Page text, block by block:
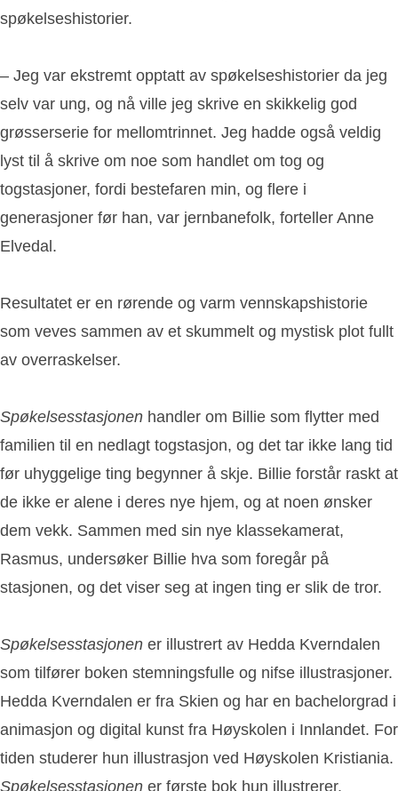
spøkelseshistorier.
– Jeg var ekstremt opptatt av spøkelseshistorier da jeg
selv var ung, og nå ville jeg skrive en skikkelig god
grøsserserie for mellomtrinnet. Jeg hadde også veldig
lyst til å skrive om noe som handlet om tog og
togstasjoner, fordi bestefaren min, og flere i
generasjoner før han, var jernbanefolk, forteller Anne
Elvedal.
Resultatet er en rørende og varm vennskapshistorie
som veves sammen av et skummelt og mystisk plot fullt
av overraskelser.
Spøkelsesstasjonen handler om Billie som flytter med
familien til en nedlagt togstasjon, og det tar ikke lang tid
før uhyggelige ting begynner å skje. Billie forstår raskt at
de ikke er alene i deres nye hjem, og at noen ønsker
dem vekk. Sammen med sin nye klassekamerat,
Rasmus, undersøker Billie hva som foregår på
stasjonen, og det viser seg at ingen ting er slik de tror.
Spøkelsesstasjonen er illustrert av Hedda Kverndalen
som tilfører boken stemningsfulle og nifse illustrasjoner.
Hedda Kverndalen er fra Skien og har en bachelorgrad i
animasjon og digital kunst fra Høyskolen i Innlandet. For
tiden studerer hun illustrasjon ved Høyskolen Kristiania.
Spøkelsesstasjonen er første bok hun illustrerer.